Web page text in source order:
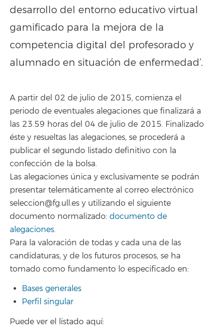
desarrollo del entorno educativo virtual
gamificado para la mejora de la
competencia digital del profesorado y
alumnado en situación de enfermedad’.
A partir del 02 de julio de 2015, comienza el
periodo de eventuales alegaciones que finalizará a
las 23.59 horas del 04 de julio de 2015. Finalizado
éste y resueltas las alegaciones, se procederá a
publicar el segundo listado definitivo con la
confección de la bolsa.
Las alegaciones única y exclusivamente se podrán
presentar telemáticamente al correo electrónico
seleccion@fg.ull.es y utilizando el siguiente
documento normalizado: documento de
alegaciones.
Para la valoración de todas y cada una de las
candidaturas, y de los futuros procesos, se ha
tomado como fundamento lo especificado en:
Bases generales
Perfil singular
Puede ver el listado aquí: